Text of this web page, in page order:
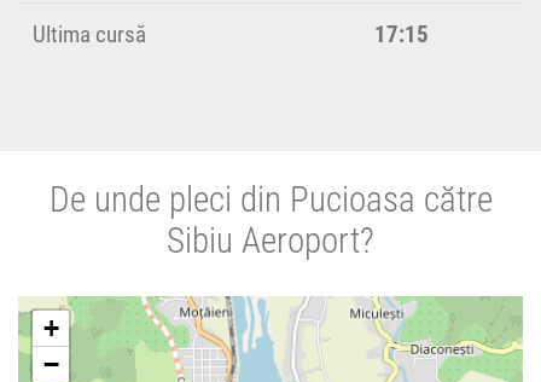
Ultima cursă 17:15
De unde pleci din Pucioasa către
Sibiu Aeroport?
+
−